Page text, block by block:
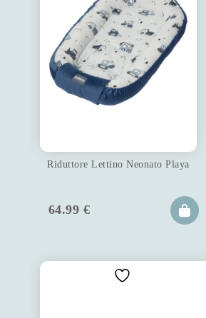
Riduttore Lettino Neonato Playa
64.99 €